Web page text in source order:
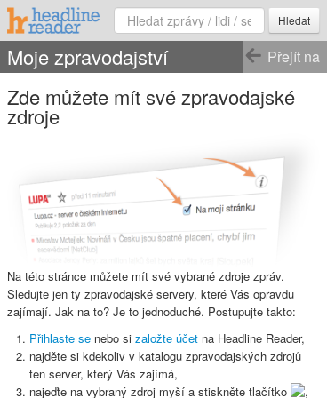
Hledat
Přejít na
Moje zpravodajství
Zde můžete mít své zpravodajské
zdroje
Na této stránce můžete mít své vybrané zdroje zpráv.
Sledujte jen ty zpravodajské servery, které Vás opravdu
zajímají. Jak na to? Je to jednoduché. Postupujte takto:
Přihlaste se nebo si založte účet na Headline Reader,
najděte si kdekoliv v katalogu zpravodajských zdrojů
ten server, který Vás zajímá,
najeďte na vybraný zdroj myší a stiskněte tlačítko ,